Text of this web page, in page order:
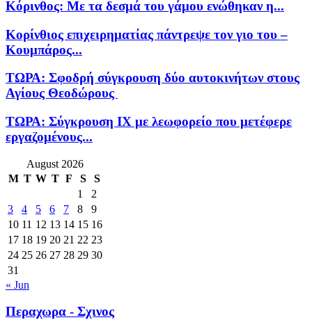
Κόρινθος: Με τα δεσμά του γάμου ενώθηκαν η...
Κορίνθιος επιχειρηματίας πάντρεψε τον γιο του –
Κουμπάρος...
ΤΩΡΑ: Σφοδρή σύγκρουση δύο αυτοκινήτων στους
Αγίους Θεοδώρους
ΤΩΡΑ: Σύγκρουση ΙΧ με λεωφορείο που μετέφερε
εργαζομένους...
August 2026
M T W T F S
S
1
2
3
4 5 6 7 8
9
10 11 12 13 14 15 16
17 18 19 20 21 22 23
24 25 26 27 28 29 30
31
« Jun
Περαχωρα - Σχινος